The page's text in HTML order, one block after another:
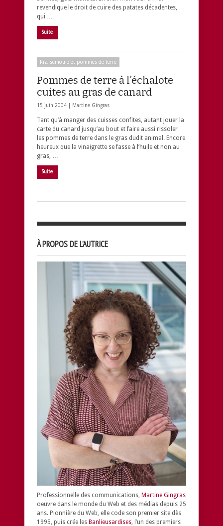
revendique le droit de cuire des patates décadentes,
qui …
Suite
Riz, semoule et pommes de terre
Pommes de terre à l’échalote
cuites au gras de canard
15 juin 2004 | Martine Gingras
Tant qu’à manger des cuisses confites, autant jouer la
carte du canard jusqu’au bout et faire aussi rissoler
les pommes de terre dans le gras dudit animal. Encore
heureux que la vinaigrette se fasse à l’huile et non au
gras, …
Suite
À PROPOS DE L’AUTRICE
Professionnelle des communications, Martine Gingras
oeuvre dans le monde du Web et des médias depuis 25
ans. Pionnière du Web, elle code son premier site dès
1995, puis crée les Banlieusardises , l’un des premiers